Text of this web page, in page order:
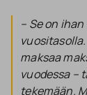
– Se on
maksaa
vuodessa –
tekemään.